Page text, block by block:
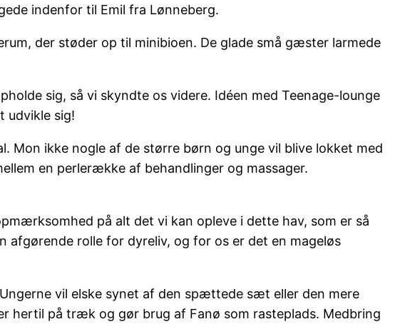
indenfor til Emil fra Lønneberg.
der støder op til minibioen. De glade små gæster larmede
sig, så vi skyndte os videre. Idéen med Teenage-lounge
udvikle sig!
Mon ikke nogle af de større børn og unge vil blive lokket med
en perlerække af behandlinger og massager.
på alt det vi kan opleve i dette hav, som er så
rolle for dyreliv, og for os er det en mageløs
vil elske synet af den spættede sæt eller den mere
hertil på træk og gør brug af Fanø som rasteplads. Medbring